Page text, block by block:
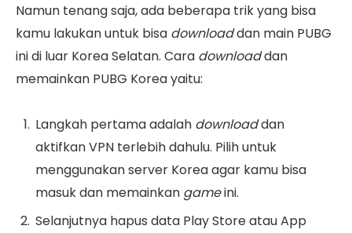
Namun tenang saja, ada beberapa trik yang bisa
kamu lakukan untuk bisa downloaddan main PUBG
ini di luar Korea Selatan. Cara downloaddan
memainkan PUBG Korea yaitu:
Langkah pertama adalah downloaddan
aktifkan VPN terlebih dahulu. Pilih untuk
menggunakan server Korea agar kamu bisa
masuk dan memainkan gameini.
Selanjutnya hapus data Play Store atau App